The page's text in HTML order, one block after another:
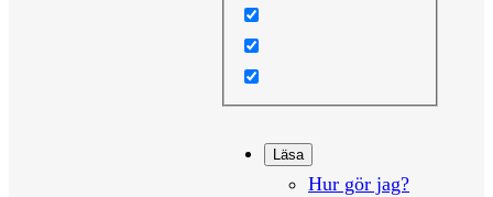
Läsa
Hur gör jag?